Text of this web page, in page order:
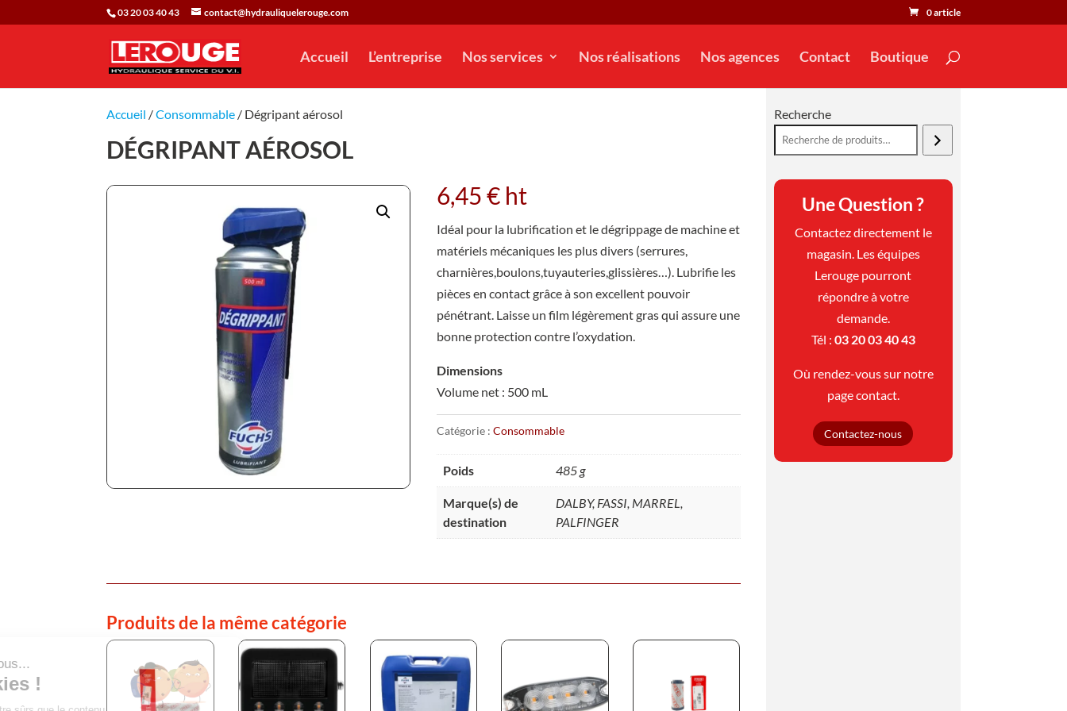
03 20 03 40 43 contact@hydrauliquelerouge.com 0 article
Accueil L’entreprise Nos services Nos réalisations Nos agences Contact Boutique
Accueil /Consommable / Dégripant aérosol
DÉGRIPANT AÉROSOL
6,45€ ht
Idéal pour la lubrification et le dégrippage de machine et
matériels mécaniques les plus divers (serrures,
charnières,boulons,tuyauteries,glissières…). Lubrifie les
pièces en contact grâce à son excellent pouvoir
pénétrant. Laisse un film légèrement gras qui assure une
bonne protection contre l’oxydation.
Dimensions
Volume net : 500 mL
Catégorie : Consommable
Poids 485 g
Marque(s) de
destination
DALBY, FASSI, MARREL,
PALFINGER
Produits de la même catégorie
Recherche
Une Question ?
Contactez directement le
magasin. Les équipes
Lerouge pourront
répondre à votre
demande.
Tél : 03 20 03 40 43
Où rendez-vous sur notre
page contact.
Contactez-nous